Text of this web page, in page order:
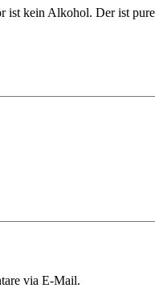
kein Alkohol. Der ist
via E-Mail.